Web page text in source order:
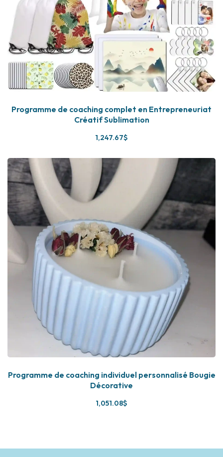
Programme de coaching complet en Entrepreneuriat
Créatif Sublimation
1,247.67$
Programme de coaching individuel personnalisé Bougie
Décorative
1,051.08$